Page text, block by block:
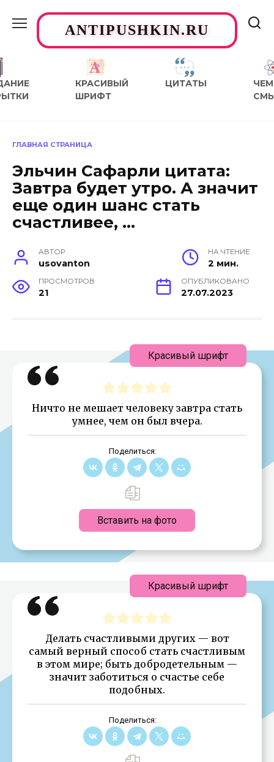
содержаниюANTIPUSHKIN.RU
КРАСИВЫЙ
ШРИФТ
ЦИТАТЫ
ЧЕМ
ГЛАВНАЯ СТРАНИЦА
Эльчин Сафарли цитата:
Завтра будет утро. А значит
еще один шанс стать
счастливее, …
АВТОР
usovanton
НА ЧТЕНИЕ
2 мин.
ПРОСМОТРОВ
21
ОПУБЛИКОВАНО
27.07.2023
Ничто не мешает человеку завтра стать
умнее, чем он был вчера.
Поделиться:
Вставить на фото
Красивый шрифт
Делать счастливыми других — вот
самый верный способ стать счастливым
в этом мире; быть добродетельным —
значит заботиться о счастье себе
подобных.
Поделиться:
Красивый шрифт